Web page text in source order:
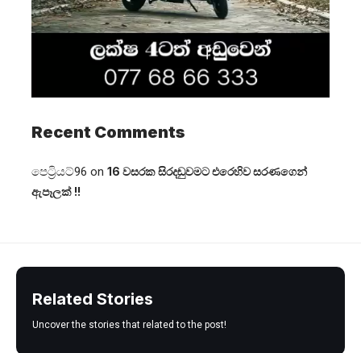
Recent Comments
පෙට්‍රියට්96 on 16 වසරක සිරදඬුවමට එරෙහිව සරණගෙන්
ඇපෑලක් !!
Related Stories
Uncover the stories that related to the post!